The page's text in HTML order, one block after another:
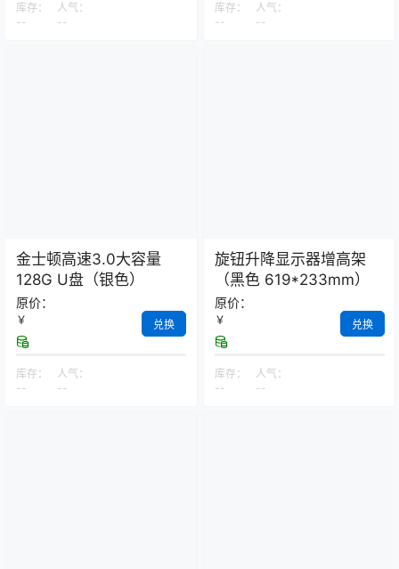
库存：
--
人气：
--
库存：
--
人气：
--
金士顿高速3.0大容量
128G U盘（银色）
原价：
￥ 兑换
库存：
--
人气：
--
旋钮升降显示器增高架
（黑色 619*233mm）
原价：
￥ 兑换
库存：
--
人气：
--